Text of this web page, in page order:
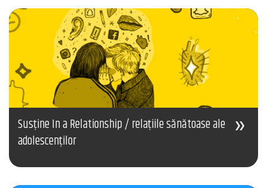
Susține In a Relationship / relațiile sănătoase ale
adolescenților